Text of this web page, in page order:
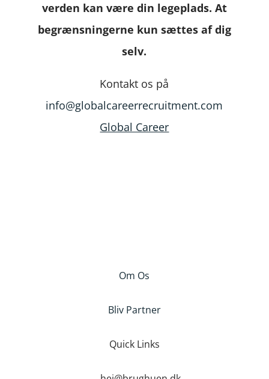
verden kan være din legeplads. At
begrænsningerne kun sættes af dig
selv.
Kontakt os på
info@globalcareerrecruitment.com
Global Career
Om Os
Bliv Partner
Quick Links